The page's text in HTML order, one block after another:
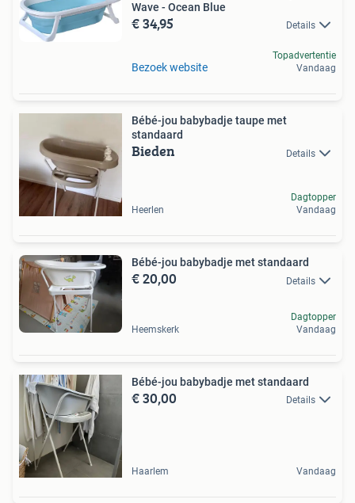
Wave - Ocean Blue
€ 34,95 Details
Bezoek website
Topadvertentie
Vandaag
Bébé-jou babybadje taupe met
standaard
Bieden Details
Heerlen
Dagtopper
Vandaag
Bébé-jou babybadje met standaard
€ 20,00 Details
Heemskerk
Dagtopper
Vandaag
Bébé-jou babybadje met standaard
€ 30,00 Details
Haarlem Vandaag